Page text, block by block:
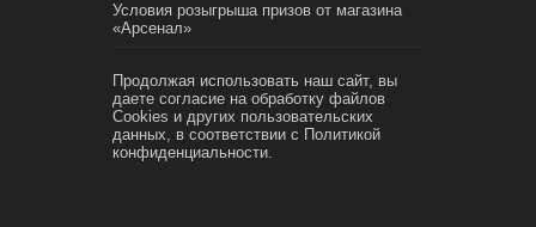
Условия розыгрыша призов от магазина
«Арсенал»
Продолжая использовать наш сайт, вы
даете согласие на обработку файлов
Cookies и других пользовательских
данных, в соответствии с Политикой
конфиденциальности.